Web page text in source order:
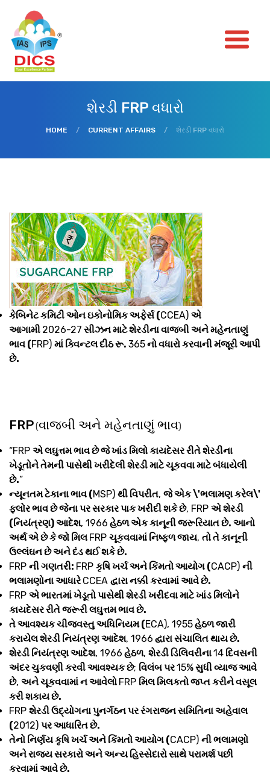
શેરડી FRP વધારો
HOME / CURRENT AFFAIRS / શેરડી FRP વધારો
કેબિનેટ કમિટી ઓન ઇકોનોમિક અફેર્સ (CCEA) એ
આગામી 2026-27 સીઝન માટે શેરડીના વાજબી અને મહેનતાણું
ભાવ (FRP) માં ક્વિન્ટલ દીઠ રૂ. 365નો વધારો કરવાની મંજૂરી આપી
છે.
FRP(વાજબી અને મહેનતાણું ભાવ)
“FRP એ લઘુત્તમ ભાવ છે જે ખાંડ મિલો કાયદેસર રીતે શેરડીના
ખેડૂતોને તેમની પાસેથી ખરીદેલી શેરડી માટે ચૂકવવા માટે બંધાયેલી
છે.”
ન્યૂનતમ ટેકાના ભાવ (MSP) થી વિપરીત, જે એક \'ભલામણ કરેલ\'
ફ્લોર ભાવ છે જેના પર સરકાર પાક ખરીદી શકે છે, FRP એ શેરડી
(નિયંત્રણ) આદેશ, 1966 હેઠળ એક કાનૂની જરૂરિયાત છે. આનો
અર્થ એ છે કે જો મિલ FRP ચૂકવવામાં નિષ્ફળ જાય, તો તે કાનૂની
ઉલ્લંઘન છે અને દંડ થઈ શકે છે.
FRP ની ગણતરી: FRP કૃષિ ખર્ચ અને કિંમતો આયોગ (CACP) ની
ભલામણોના આધારેCCEA દ્વારા નક્કી કરવામાં આવે છે.
FRP એ ભારતમાં ખેડૂતો પાસેથી શેરડી ખરીદવા માટે ખાંડ મિલોને
કાયદેસર રીતે જરૂરી લઘુત્તમ ભાવ છે.
તે આવશ્યક ચીજવસ્તુ અધિનિયમ (ECA), 1955હેઠળ જારી
કરાયેલ શેરડી નિયંત્રણ આદેશ, 1966 દ્વારા સંચાલિત થાય છે.
શેરડી નિયંત્રણ આદેશ, 1966 હેઠળ, શેરડી ડિલિવરીના14 દિવસની
અંદર ચુકવણી કરવી આવશ્યક છે; વિલંબ પર15%સુધી વ્યાજ આવે
છે, અને ચૂકવવામાં ન આવેલો FRP મિલ મિલકતો જપ્ત કરીને વસૂલ
કરી શકાય છે.
FRP શેરડી ઉદ્યોગના પુનર્ગઠન પર રંગરાજન સમિતિના અહેવાલ
(2012) પર આધારિત છે.
તેનો નિર્ણય કૃષિ ખર્ચ અને કિંમતો આયોગ (CACP) ની ભલામણો
અને રાજ્ય સરકારો અને અન્ય હિસ્સેદારો સાથે પરામર્શ પછી
કરવામાં આવે છે.